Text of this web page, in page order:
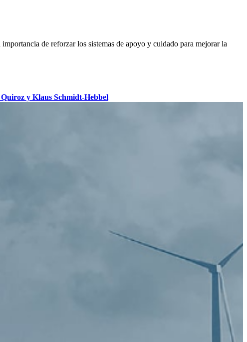
de reforzar los sistemas de apoyo y cuidado para mejorar la
y Klaus Schmidt-Hebbel